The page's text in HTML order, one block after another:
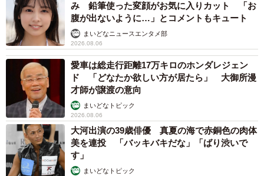
み 鉛筆使った変顔がお気に入りカット 「お
腹が出ないように…」とコメントもキュート
まいどなニュースエンタメ部
2026.08.06
愛車は総走行距離17万キロのホンダレジェン
ド 「どなたか欲しい方が居たら」 大御所漫
才師が譲渡の意向
まいどなトピック
2026.08.06
大河出演の39歳俳優 真夏の海で赤銅色の肉体
美を連投 「バッキバキだな」「ばり渋いで
す」
まいどなトピック